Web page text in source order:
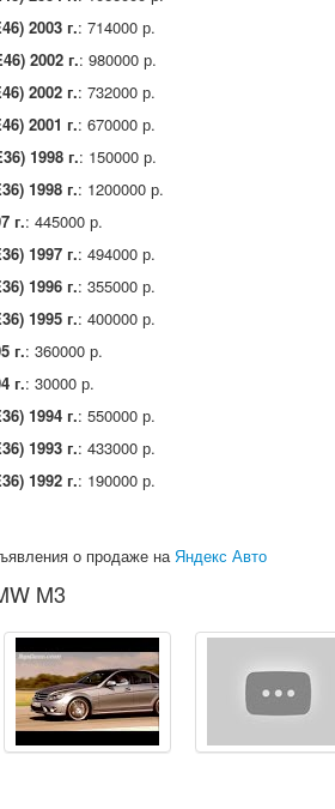
2003 г.: 714000 р.
2002 г.: 980000 р.
2002 г.: 732000 р.
2001 г.: 670000 р.
1998 г.: 150000 р.
1998 г.: 1200000 р.
г.: 445000 р.
1997 г.: 494000 р.
1996 г.: 355000 р.
1995 г.: 400000 р.
г.: 360000 р.
г.: 30000 р.
1994 г.: 550000 р.
1993 г.: 433000 р.
1992 г.: 190000 р.
о продаже наЯндекс Авто
M3